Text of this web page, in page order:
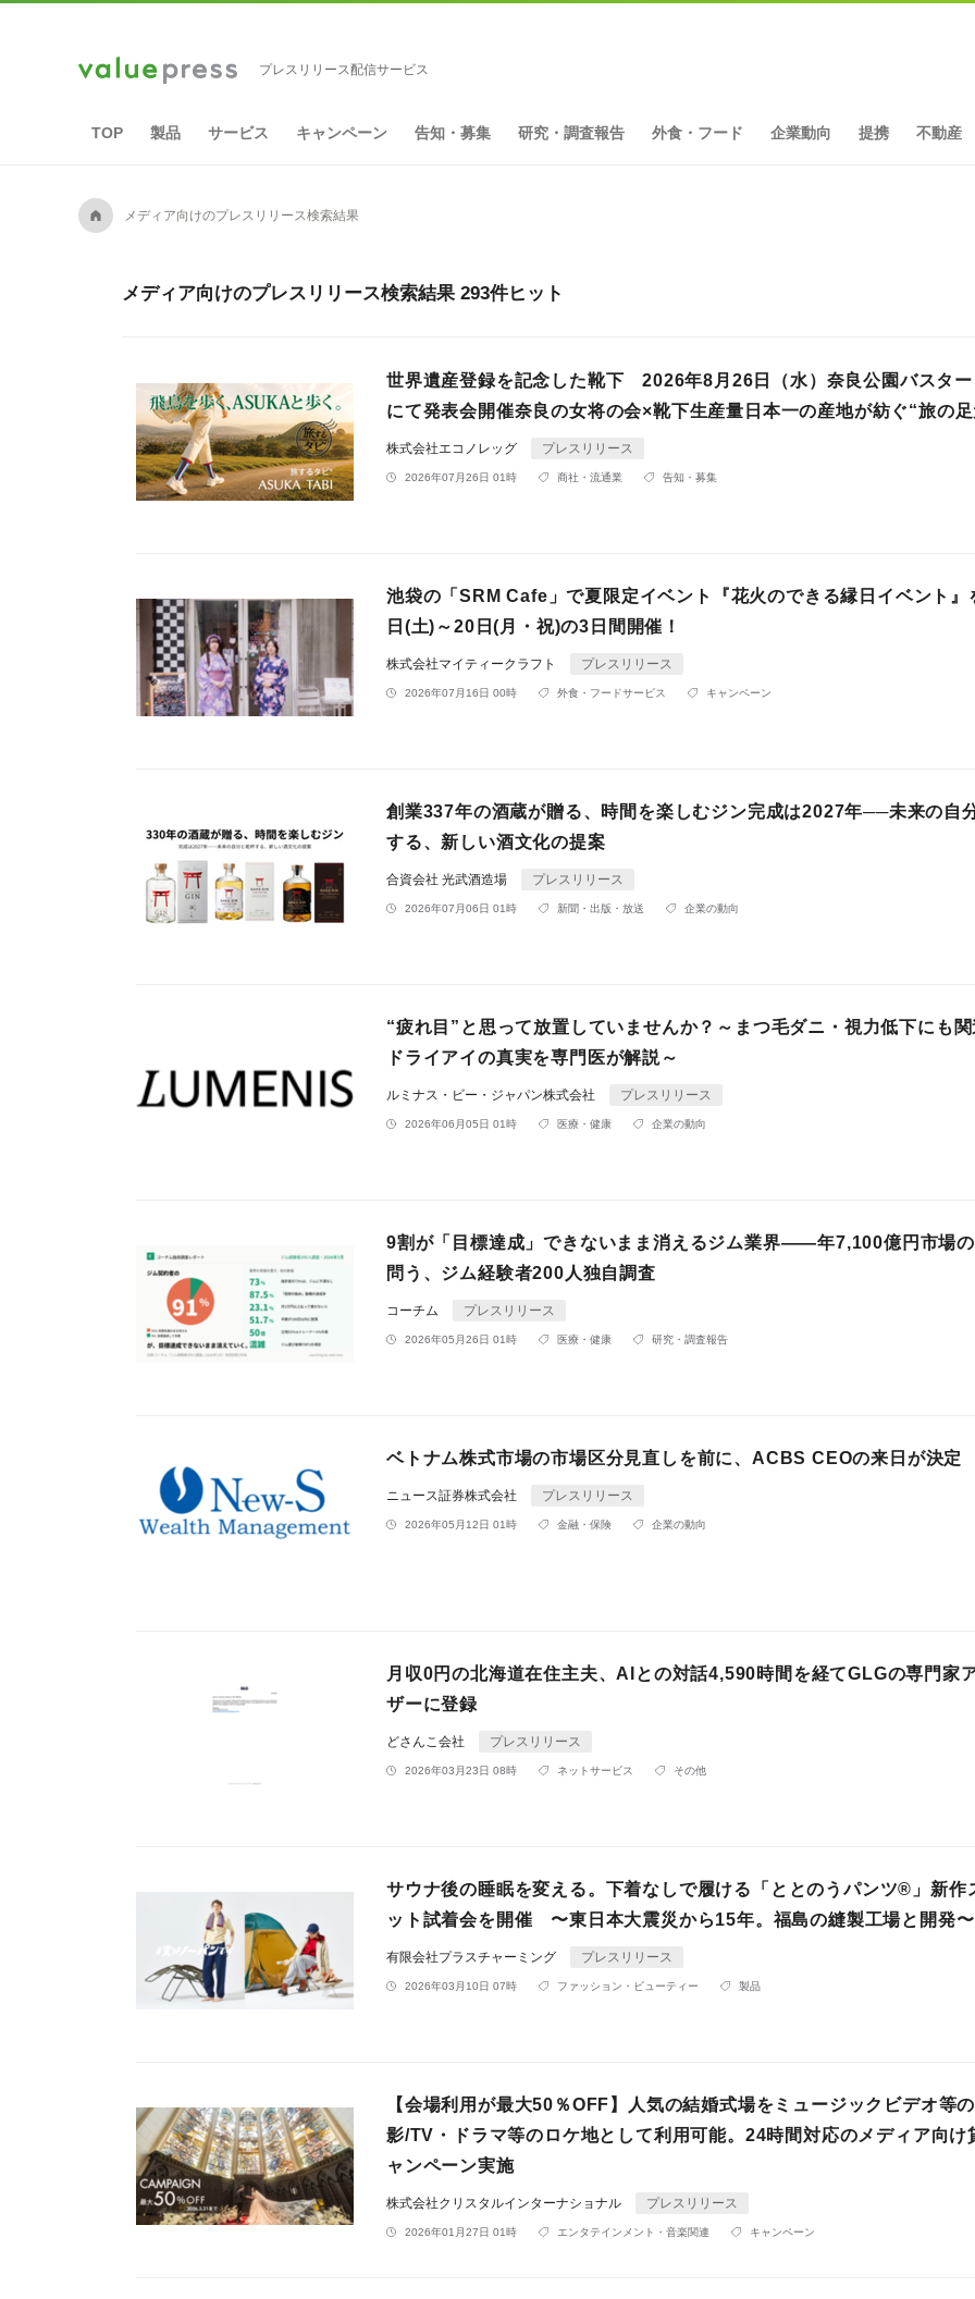
プレスリリース配信サービス
TOP 製品 サービス キャンペーン 告知・募集 研究・調査報告 外食・フード 企業動向 提携 不動産
A メディア向けのプレスリリース検索結果
メディア向けのプレスリリース検索結果 293件ヒット
世界遺産登録を記念した靴下 2026年8月26日（水）奈良公園バスタ
にて発表会開催奈良の女将の会×靴下生産量日本一の産地が紡ぐ“旅の足
株式会社エコノレッグ プレスリリース
2026年07月26日 01時 商社・流通業 告知・募集
池袋の「SRM Cafe」で夏限定イベント『花火のできる縁日イベント』
日(土)～20日(月・祝)の3日間開催！
株式会社マイティークラフト プレスリリース
2026年07月16日 00時 外食・フードサービス キャンペーン
創業337年の酒蔵が贈る、時間を楽しむジン完成は2027年──未来の自
する、新しい酒文化の提案
合資会社 光武酒造場 プレスリリース
2026年07月06日 01時 新聞・出版・放送 企業の動向
“疲れ目”と思って放置していませんか？～まつ毛ダニ・視力低下にも関
ドライアイの真実を専門医が解説～
ルミナス・ビー・ジャパン株式会社 プレスリリース
2026年06月05日 01時 医療・健康 企業の動向
9割が「目標達成」できないまま消えるジム業界——年7,100億円市場
問う、ジム経験者200人独自調査
コーチム プレスリリース
2026年05月26日 01時 医療・健康 研究・調査報告
ベトナム株式市場の市場区分見直しを前に、ACBS CEOの来日が決定
ニュース証券株式会社 プレスリリース
2026年05月12日 01時 金融・保険 企業の動向
月収0円の北海道在住主夫、AIとの対話4,590時間を経てGLGの専門家
ザーに登録
どさんこ会社 プレスリリース
2026年03月23日 08時 ネットサービス その他
サウナ後の睡眠を変える。下着なしで履ける「ととのうパンツ®︎」新作
ット試着会を開催 〜東日本大震災から15年。福島の縫製工場と開発〜
有限会社プラスチャーミング プレスリリース
2026年03月10日 07時 ファッション・ビューティー 製品
【会場利用が最大50％OFF】人気の結婚式場をミュージックビデオ等
影/TV・ドラマ等のロケ地として利用可能。24時間対応のメディア向け
ャンペーン実施
株式会社クリスタルインターナショナル プレスリリース
2026年01月27日 01時 エンタテインメント・音楽関連 キャンペーン